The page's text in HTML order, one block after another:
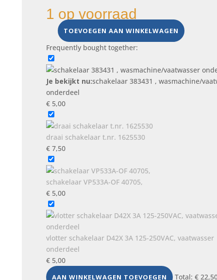
1 op voorraad
schakelaar
383431
wasmachine/vaatwasser
onderdeel
aantal
TOEVOEGEN AAN WINKELWAGEN
Frequently bought together:
Je bekijkt nu:schakelaar 383431 , wasmachine/
onderdeel
€5,00
draai schakelaar t.nr. 1625530
€7,50
schakelaar VP533A-OF 40705,
€5,00
vlotter schakelaar D42X 3A 125-250VAC, vaatwasser
onderdeel
€5,00
AAN WINKELWAGEN TOEVOEGEN Total: €